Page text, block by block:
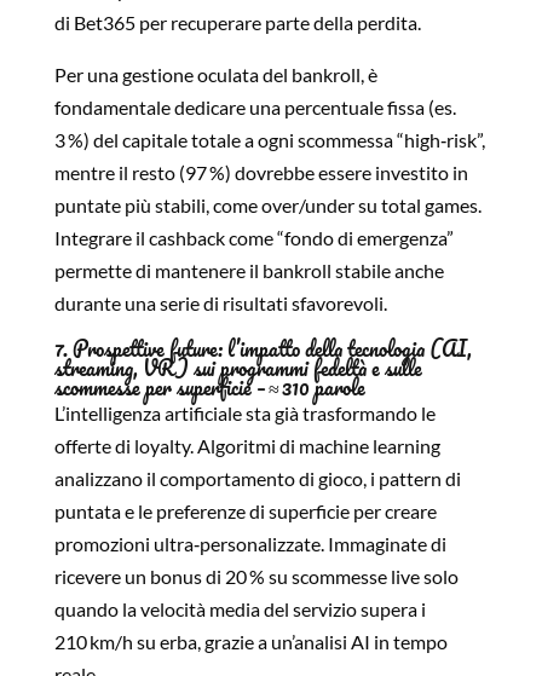
di Bet365 per recuperare parte della perdita.
Per una gestione oculata del bankroll, è
fondamentale dedicare una percentuale fissa (es.
3 %) del capitale totale a ogni scommessa “high‑risk”,
mentre il resto (97 %) dovrebbe essere investito in
puntate più stabili, come over/under su total games.
Integrare il cashback come “fondo di emergenza”
permette di mantenere il bankroll stabile anche
durante una serie di risultati sfavorevoli.
7. Prospettive future: l’impatto della tecnologia (AI,
streaming, VR) sui programmi fedeltà e sulle
scommesse per superficie – ≈ 310 parole
L’intelligenza artificiale sta già trasformando le
offerte di loyalty. Algoritmi di machine learning
analizzano il comportamento di gioco, i pattern di
puntata e le preferenze di superficie per creare
promozioni ultra‑personalizzate. Immaginate di
ricevere un bonus di 20 % su scommesse live solo
quando la velocità media del servizio supera i
210 km/h su erba, grazie a un’analisi AI in tempo